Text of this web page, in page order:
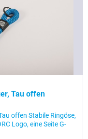
Tau offen
offen Stabile Ringöse,
Logo, eine Seite G-